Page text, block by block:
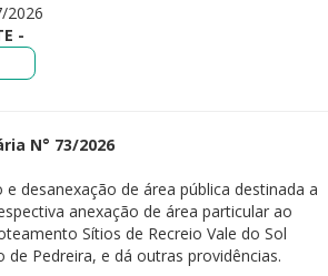
2026
-
N° 73/2026
desanexação de área pública destinada a
anexação de área particular ao
Sítios de Recreio Vale do Sol
de Pedreira, e dá outras providências.